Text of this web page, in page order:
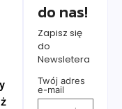
do nas!
Zapisz się
do
Newsletera
Twój adres
e-mail